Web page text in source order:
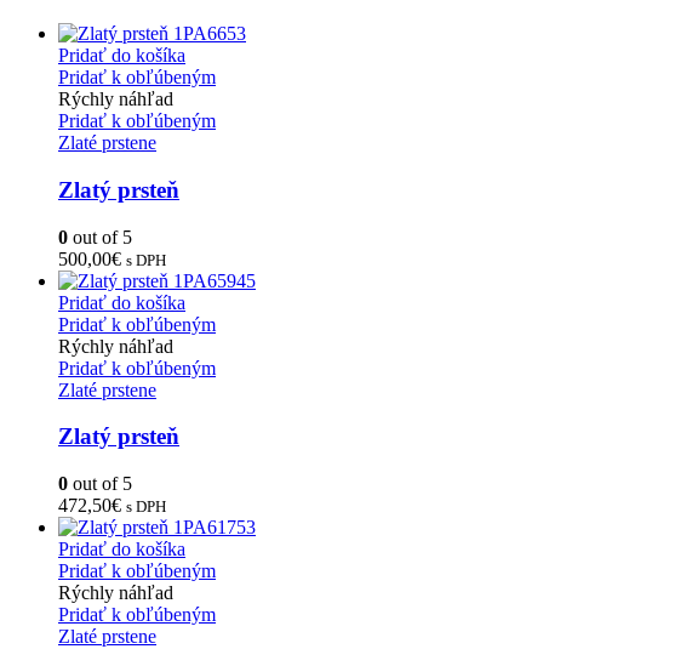
Pridať do košíka
Pridať k obľúbeným
Rýchly náhľad
Pridať k obľúbeným
Zlaté prstene
Zlatý prsteň
0 out of 5
500,00€ s DPH
Pridať do košíka
Pridať k obľúbeným
Rýchly náhľad
Pridať k obľúbeným
Zlaté prstene
Zlatý prsteň
0 out of 5
472,50€ s DPH
Pridať do košíka
Pridať k obľúbeným
Rýchly náhľad
Pridať k obľúbeným
Zlaté prstene